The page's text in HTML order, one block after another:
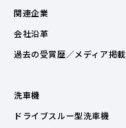
関連企業
会社沿革
過去の受賞歴／メディア掲載
洗車機
ドライブスルー型洗車機